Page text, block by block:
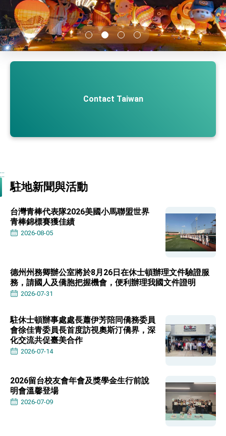
台美貿易協議完成簽署達成6大目標、創5大歷史
性突破 總統強調將以3大面向加速臺灣經濟轉型
升級 籲請立院全力支持並盡速通過
臺美簽署「對等貿易協定」確立對等關稅15%且不
疊加 我輸美2072項產品豁免對等關稅
總統接受「法新社」（AFP）專訪內容
位轉 型迎向下個50年
外交部長林佳龍接見美國智庫「德國馬歇爾基金
會」訪問團一行，深化跨大西洋戰略夥伴關係
臺美經貿談判獲階段性成果 卓揆期勉爭取時間完
成「臺美對等貿易協定」簽署
卓揆：臺美關稅談判階段性結果有助臺灣取得有
利戰略地位 全力支持「臺美對等貿易協定」簽署
外交部與數位發展部攜手合作，整合台灣雄厚數
外交部長林佳龍主持第35次「參與亞太經濟合作
策略小組」跨部會會議
民調顯示多數國人滿意政府外交表現，高度支持
年談話
總統主持「守護民主台灣國安行動方案」記者
會 強調以實力守護台海和平 以決心掌握國家
命運
變局中 奮起的新臺灣 總統發表國慶演說
團結 迎風轉型 穩健前行
賴總統就職演說影片
Contact Taiwan
:::
駐地新聞與活動
台灣青棒代表隊2026美國小馬聯盟世界
青棒錦標賽獲佳績
2026-08-05
德州州務卿辦公室將於8月26日在休士頓辦理文件驗證服
務，請國人及僑胞把握機會，便利辦理我國文件證明
2026-07-31
駐休士頓辦事處處長蕭伊芳陪同僑務委員
會徐佳青委員長首度訪視奧斯汀僑界，深
化交流共促臺美合作
2026-07-14
2026留台校友會年會及獎學金生行前說
明會溫馨登場
2026-07-09